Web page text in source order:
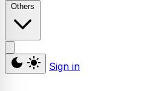
Others
Sign in